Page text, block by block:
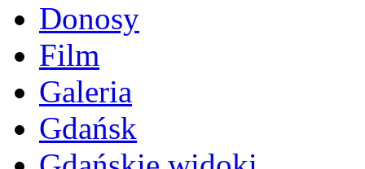
Donosy
Film
Galeria
Gdańsk